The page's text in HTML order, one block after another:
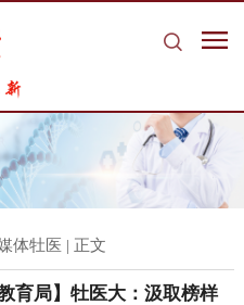
体牡医 | 正文
育局】牡医大：汲取榜样